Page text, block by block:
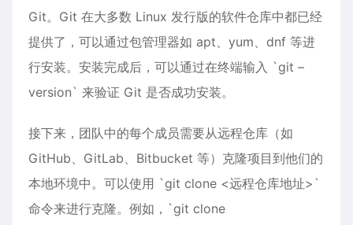
Git。Git 在大多数 Linux 发行版的软件仓库中都已经
提供了，可以通过包管理器如 apt、yum、dnf 等进
行安装。安装完成后，可以通过在终端输入 `git –
version` 来验证 Git 是否成功安装。
接下来，团队中的每个成员需要从远程仓库（如
GitHub、GitLab、Bitbucket 等）克隆项目到他们的
本地环境中。可以使用 `git clone <远程仓库地址>`
命令来进行克隆。例如，`git clone